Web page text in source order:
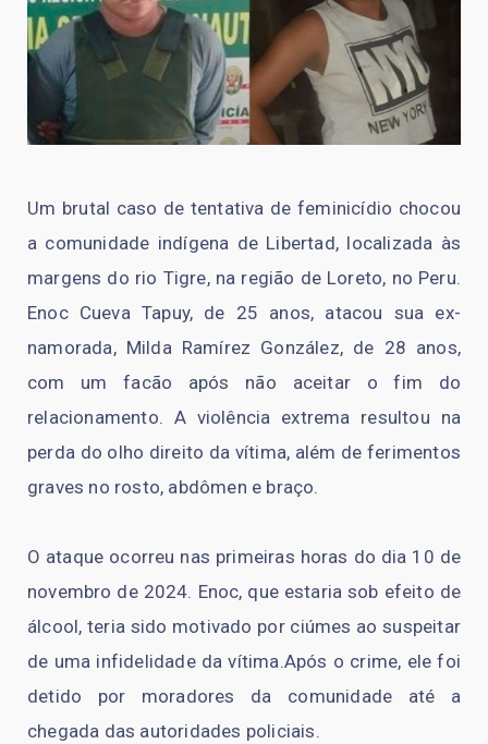
Um brutal caso de tentativa de feminicídio chocou
a comunidade indígena de Libertad, localizada às
margens do rio Tigre, na região de Loreto, no Peru.
Enoc Cueva Tapuy, de 25 anos, atacou sua ex-
namorada, Milda Ramírez González, de 28 anos,
com um facão após não aceitar o fim do
relacionamento. A violência extrema resultou na
perda do olho direito da vítima, além de ferimentos
graves no rosto, abdômen e braço.
O ataque ocorreu nas primeiras horas do dia 10 de
novembro de 2024. Enoc, que estaria sob efeito de
álcool, teria sido motivado por ciúmes ao suspeitar
de uma infidelidade da vítima.Após o crime, ele foi
detido por moradores da comunidade até a
chegada das autoridades policiais.